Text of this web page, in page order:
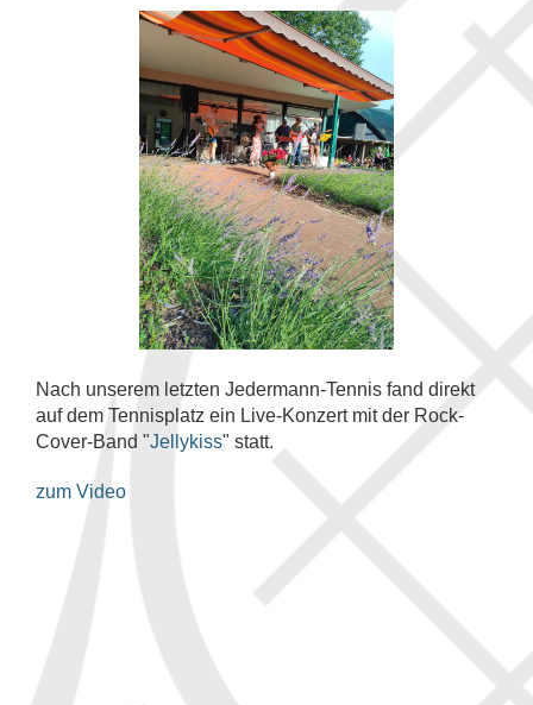
Nach unserem letzten Jedermann-Tennis fand direkt
auf dem Tennisplatz ein Live-Konzert mit der Rock-
Cover-Band "Jellykiss" statt.
zum Video